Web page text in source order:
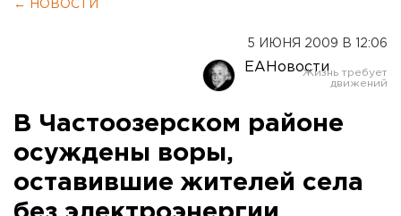
← НОВОСТИ
5 ИЮНЯ 2009 В 12:06
ЕАНовости
В Частоозерском районе
осуждены воры,
оставившие жителей села